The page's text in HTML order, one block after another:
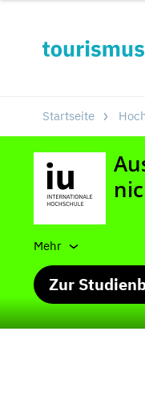
Startseite
Mehr
Zur